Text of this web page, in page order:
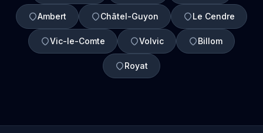
Ambert Châtel-Guyon Le Cendre
Vic-le-Comte Volvic Billom
Royat